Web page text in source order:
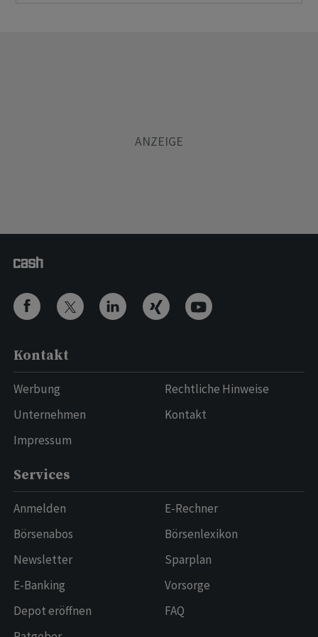
Kontakt
Werbung
Unternehmen
Impressum
Rechtliche Hinweise
Kontakt
Services
Anmelden
Börsenabos
Newsletter
E-Banking
Depot eröffnen
E-Rechner
Börsenlexikon
Sparplan
Vorsorge
FAQ